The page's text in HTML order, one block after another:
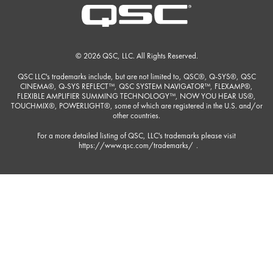
© 2026 QSC, LLC. All Rights Reserved.
QSC LLC's trademarks include, but are not limited to, QSC®, Q-SYS®, QSC
CINEMA®, Q-SYS REFLECT™, QSC SYSTEM NAVIGATOR™, FLEXAMP®,
FLEXIBLE AMPLIFIER SUMMING TECHNOLOGY™, NOW YOU HEAR US®,
TOUCHMIX®, POWERLIGHT®, some of which are registered in the U.S. and/or
other countries.
For a more detailed listing of QSC, LLC's trademarks please visit
https://www.qsc.com/trademarks/ .